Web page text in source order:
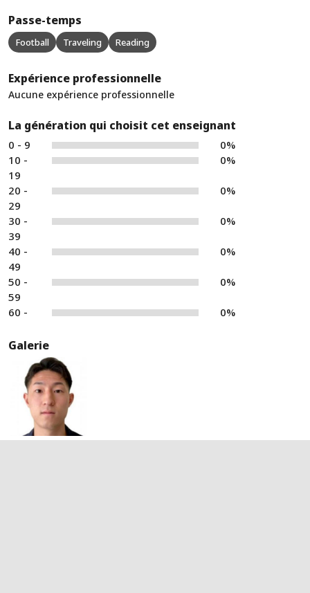
Passe-temps
Football Traveling Reading
Expérience professionnelle
Aucune expérience professionnelle
La génération qui choisit cet enseignant
0 - 9
0%
10 -
19
0%
20 -
29
0%
30 -
39
0%
40 -
49
0%
50 -
59
0%
60 - 0%
Galerie